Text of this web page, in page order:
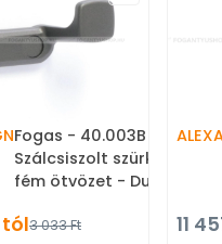
Fogas - 40.003B -
Szálcsiszolt szürke -
fém ötvözet - Dupla
tól3 033 Ft 11